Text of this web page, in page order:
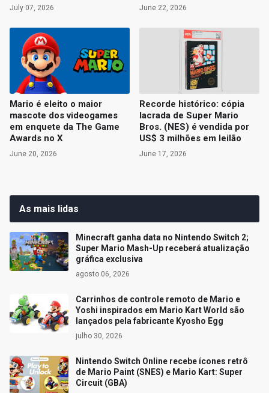
July 07, 2026 June 22, 2026
Mario é eleito o maior
mascote dos videogames
em enquete da The Game
Awards no X
June 20, 2026
Recorde histórico: cópia
lacrada de Super Mario
Bros. (NES) é vendida por
US$ 3 milhões em leilão
June 17, 2026
As mais lidas
Minecraft ganha data no Nintendo Switch 2;
Super Mario Mash-Up receberá atualização
gráfica exclusiva
agosto 06, 2026
Carrinhos de controle remoto de Mario e
Yoshi inspirados em Mario Kart World são
lançados pela fabricante Kyosho Egg
julho 30, 2026
Nintendo Switch Online recebe ícones retrô
de Mario Paint (SNES) e Mario Kart: Super
Circuit (GBA)